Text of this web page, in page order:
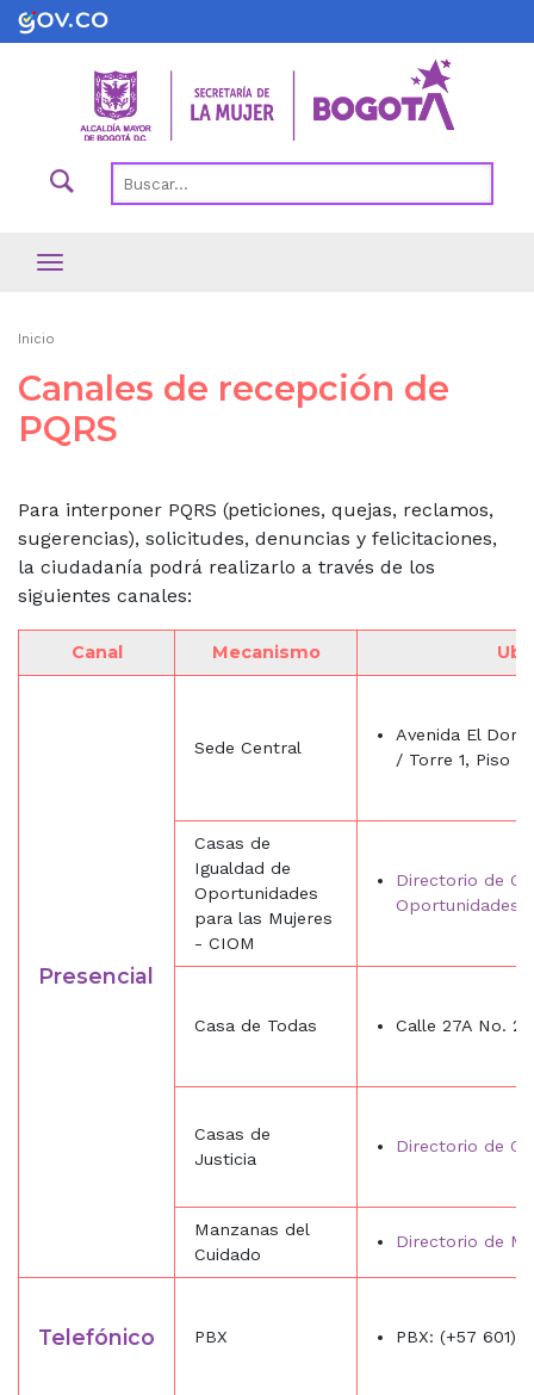
Pasar
al
Ruta
de
navegación
Inicio
Canales de recepción de
PQRS
Para interponer PQRS (peticiones, quejas, reclamos,
sugerencias), solicitudes, denuncias y felicitaciones,
la ciudadanía podrá realizarlo a través de los
siguientes canales:
Canal Mecanismo
Presencial
Sede Central
Avenida El
/ Torre 1, Piso
Casas de
Igualdad de
Oportunidades
para las Mujeres
- CIOM
Directorio de
Casa de Todas Calle 27A No.
Casas de
Justicia
Directorio de
Manzanas del
Cuidado
Directorio de
Telefónico PBX PBX: (+57 601)